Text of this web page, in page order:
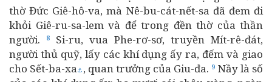
thờ Đức Giê-hô-va, mà Nê-bu-cát-nết-sa đã đem đi
khỏi Giê-ru-sa-lem và để trong đền thờ của thần
người.
8
Si-ru, vua Phe-rơ-sơ, truyền Mít-rê-đát,
người thủ quỹ, lấy các khí dụng ấy ra, đếm và giao
cho Sết-ba-xa⚓ , quan trưởng của Giu-đa. 9 Nầy là số